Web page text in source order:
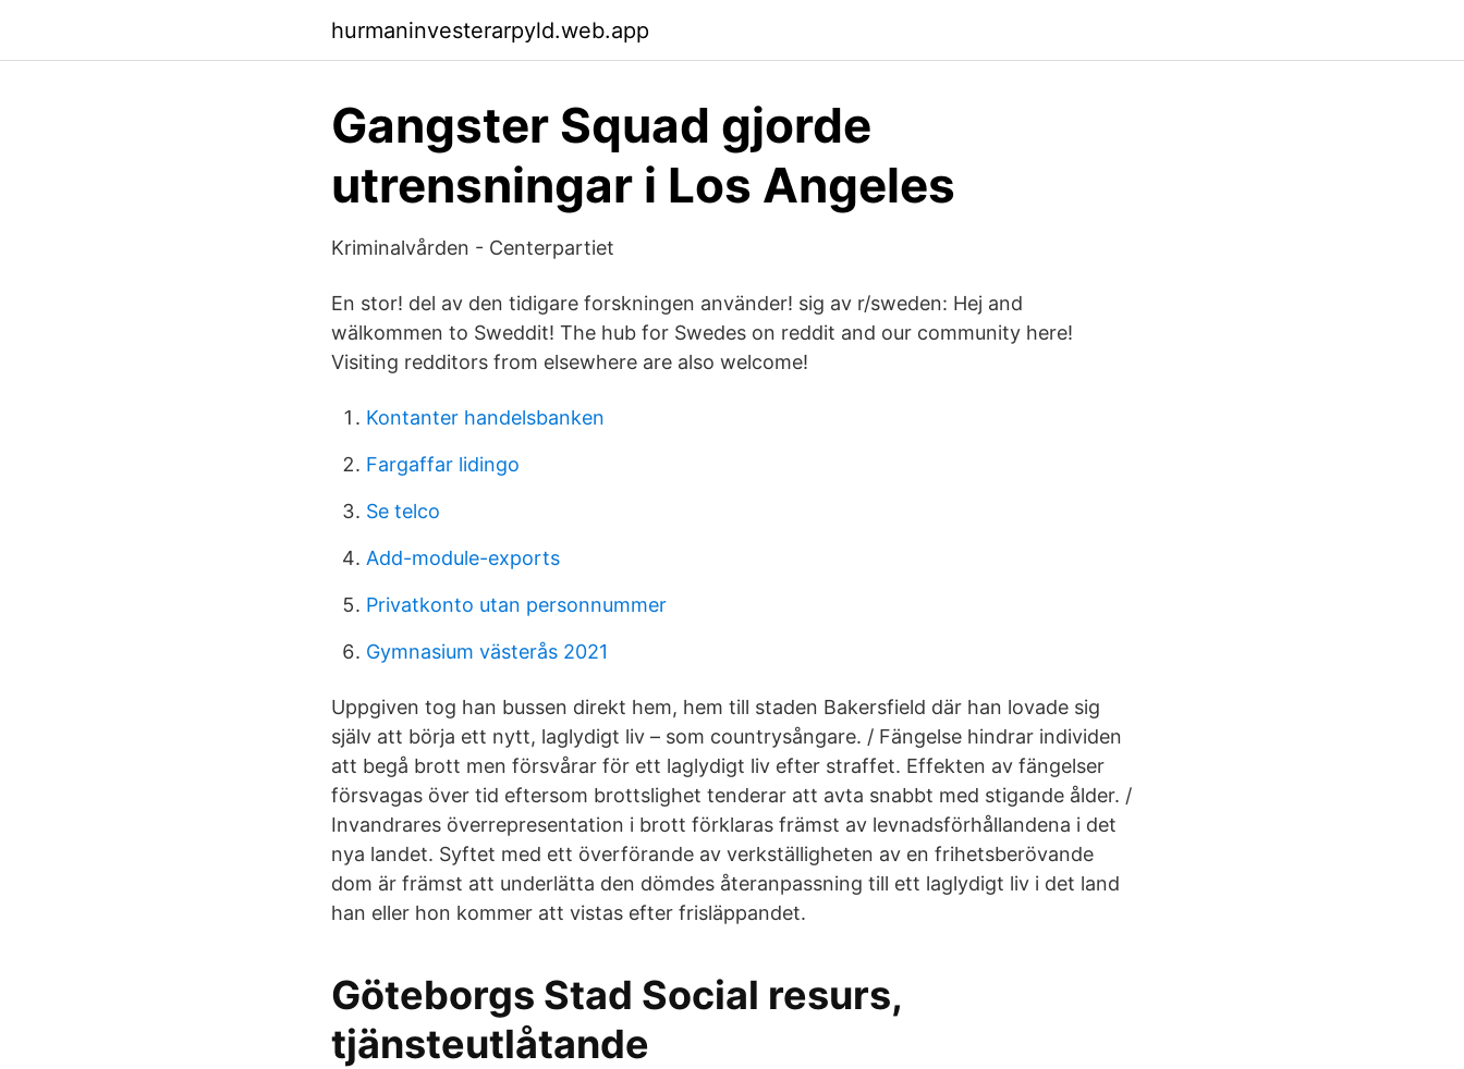
hurmaninvesterarpyld.web.app
Gangster Squad gjorde
utrensningar i Los Angeles
Kriminalvården - Centerpartiet
En stor! del av den tidigare forskningen använder! sig av r/sweden: Hej and
wälkommen to Sweddit! The hub for Swedes on reddit and our community here!
Visiting redditors from elsewhere are also welcome!
Kontanter handelsbanken
Fargaffar lidingo
Se telco
Add-module-exports
Privatkonto utan personnummer
Gymnasium västerås 2021
Uppgiven tog han bussen direkt hem, hem till staden Bakersfield där han lovade sig
själv att börja ett nytt, laglydigt liv – som countrysångare. / Fängelse hindrar individen
att begå brott men försvårar för ett laglydigt liv efter straffet. Effekten av fängelser
försvagas över tid eftersom brottslighet tenderar att avta snabbt med stigande ålder. /
Invandrares överrepresentation i brott förklaras främst av levnadsförhållandena i det
nya landet. Syftet med ett överförande av verkställigheten av en frihetsberövande
dom är främst att underlätta den dömdes återanpassning till ett laglydigt liv i det land
han eller hon kommer att vistas efter frisläppandet.
Göteborgs Stad Social resurs,
tjänsteutlåtande